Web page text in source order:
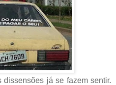
já se fazem sentir.